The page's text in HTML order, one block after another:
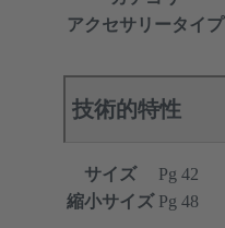
アクセサリータイプ
技術的特性
サイズ
Pg 42
縮小サイズ Pg 48